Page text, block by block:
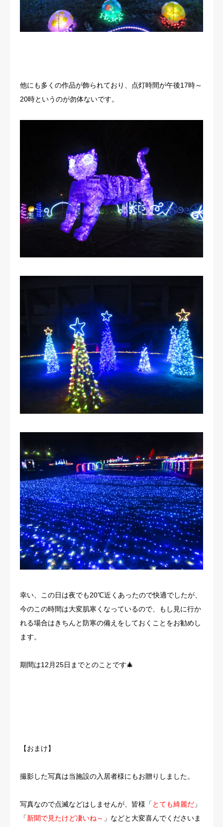
他にも多くの作品が飾られており、点灯時間が午後17時～
20時というのが勿体ないです。
幸い、この日は夜でも20℃近くあったので快適でしたが、
今のこの時間は大変肌寒くなっているので、もし見に行か
れる場合はきちんと防寒の備えをしておくことをお勧めし
ます。
期間は12月25日までとのことです🎄
【おまけ】
撮影した写真は当施設の入居者様にもお贈りしました。
写真なので点滅などはしませんが、皆様「 とても綺麗だ 」
「新聞で見たけど凄いね～ 」などと大変喜んでくださいま